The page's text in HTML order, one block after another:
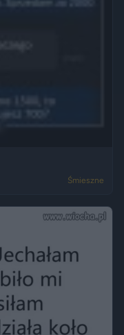
Śmieszne